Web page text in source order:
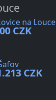
na Louce
CZK
CZK